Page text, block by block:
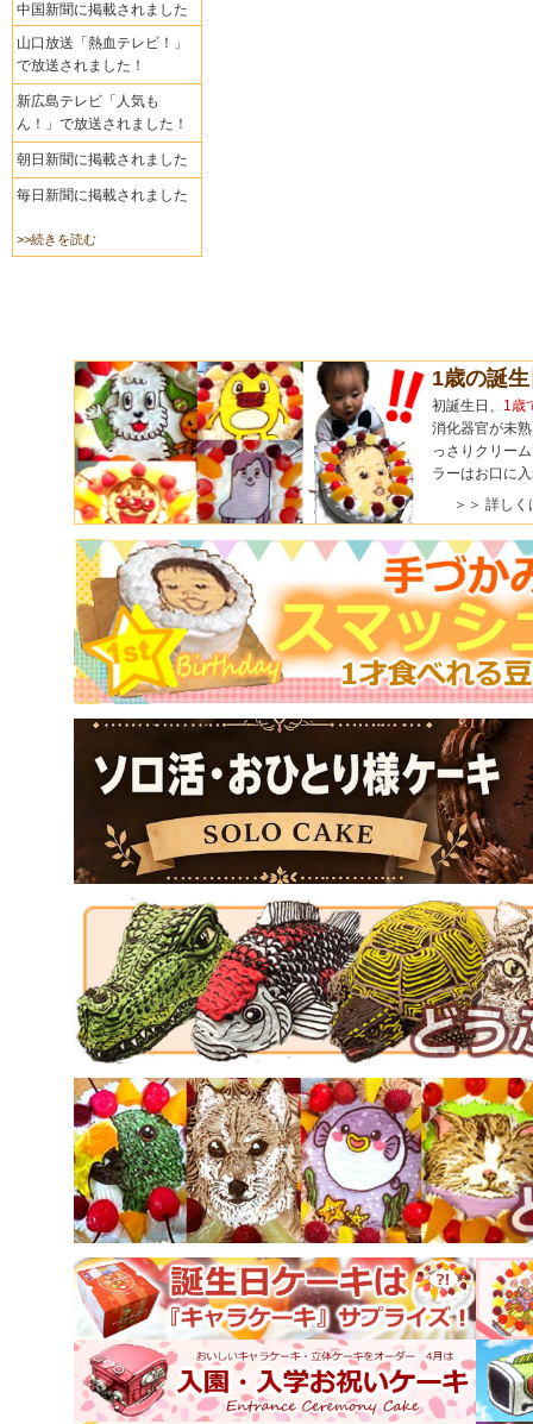
中国新聞に掲載されました
山口放送「熱血テレビ！」
で放送されました！
新広島テレビ「人気も
ん！」で放送されました！
朝日新聞に掲載されました
毎日新聞に掲載されました
>>続きを読む
1歳の誕
初誕生日、 1歳
消化器官が未
っさりクリー
ラーはお口に
＞＞ 詳しく